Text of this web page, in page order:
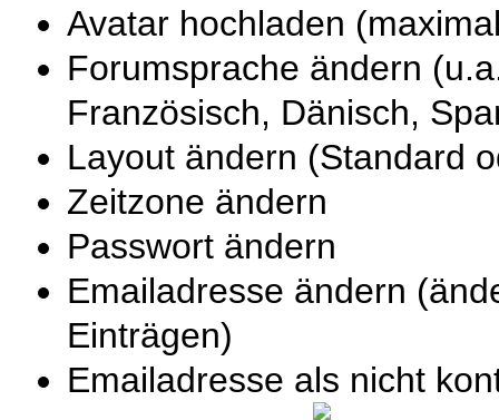
Avatar hochladen
Forumsprache ändern
Französisch, Dänisch,
Layout ändern (Standard
Zeitzone ändern
Passwort ändern
Emailadresse ändern
Einträgen)
Emailadresse als nicht